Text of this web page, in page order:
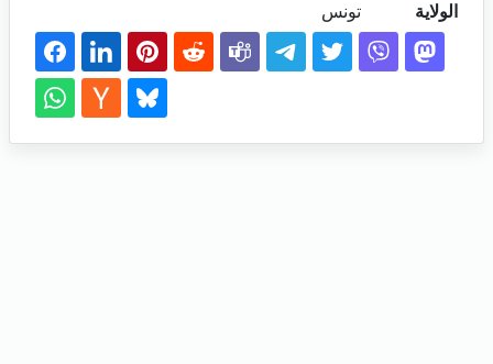
الولاية تونس